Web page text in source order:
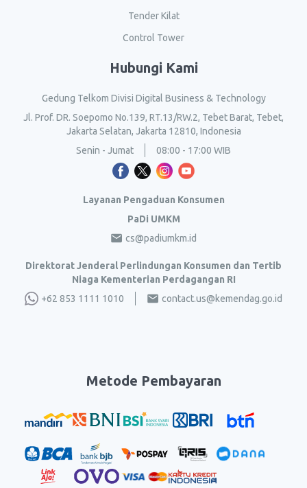
Tender Kilat
Control Tower
Hubungi Kami
Gedung Telkom Divisi Digital Business & Technology
Jl. Prof. DR. Soepomo No.139, RT.13/RW.2, Tebet Barat, Tebet,
Jakarta Selatan, Jakarta 12810, Indonesia
Senin - Jumat
08:00 - 17:00 WIB
Layanan Pengaduan Konsumen
PaDi UMKM
cs@padiumkm.id
Direktorat Jenderal Perlindungan Konsumen dan Tertib
Niaga Kementerian Perdagangan RI
+62 853 1111 1010
contact.us@kemendag.go.id
Metode Pembayaran